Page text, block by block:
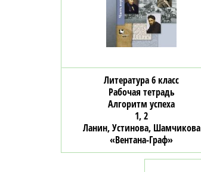
Литература 6 класс
Рабочая тетрадь
Алгоритм успеха
1, 2
Ланин, Устинова, Шамчикова
«Вентана-Граф»